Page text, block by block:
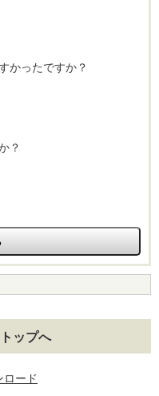
かったですか？
？
ップへ
ロード